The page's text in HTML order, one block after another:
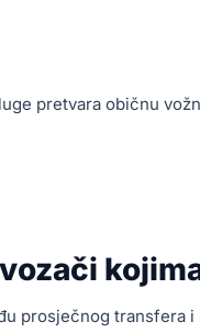
pretvara običnu
prosječnog transfera i